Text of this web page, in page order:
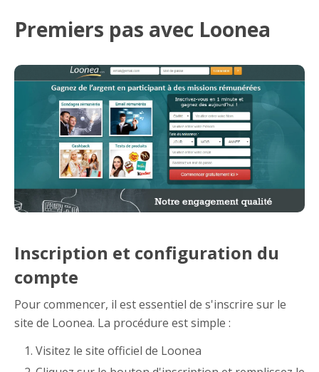
Premiers pas avec Loonea
Inscription et configuration du
compte
Pour commencer, il est essentiel de s'inscrire sur le
site de Loonea. La procédure est simple :
Visitez le site officiel de Loonea